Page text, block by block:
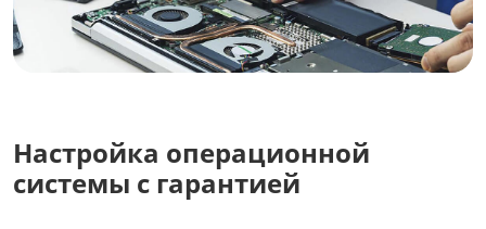
Настройка операционной
системы с гарантией